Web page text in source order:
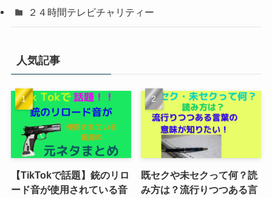
２４時間テレビチャリティー
人気記事
【TikTokで話題】銃のリロ
ード音が使用されている音
既セクや未セクって何？読
み方は？流行りつつある言